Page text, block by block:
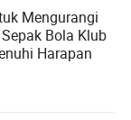
Mengurangi
Bola Klub
Harapan